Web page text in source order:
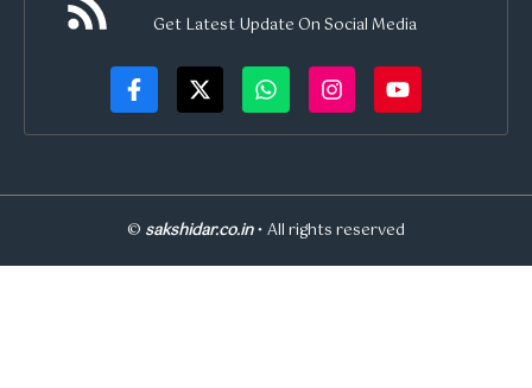
Get Latest Update On Social Media
© sakshidar.co.in• All rights reserved